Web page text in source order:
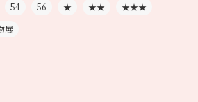
54 56 ★ ★★
★★★
展